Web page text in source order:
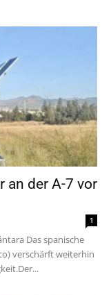
an der A-7 vor
1
Das spanische
verschärft weiterhin